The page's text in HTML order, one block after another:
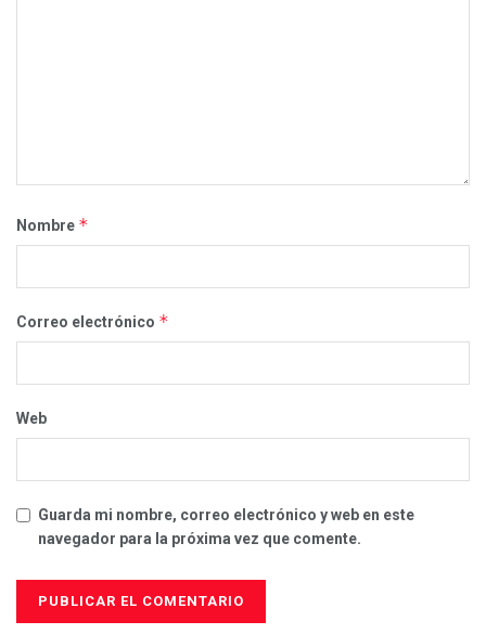
Nombre *
Correo electrónico *
Web
Guarda mi nombre, correo electrónico y web en este
navegador para la próxima vez que comente.